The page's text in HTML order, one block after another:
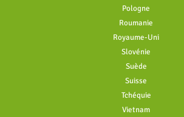
Pologne
Roumanie
Royaume-Uni
Slovénie
Suède
Suisse
Tchéquie
Vietnam